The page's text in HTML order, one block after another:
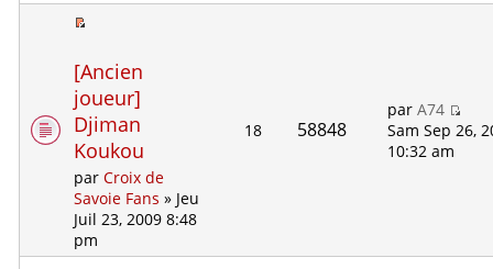
[Ancien
joueur]
Djiman
Koukou
parCroix de
Savoie Fans » Jeu
Juil 23, 2009 8:48
pm
18 58848
parA74
Sam Sep 26,
10:32 am